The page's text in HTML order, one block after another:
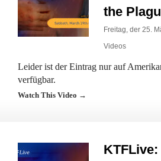
the
Freitag, der 25.
Videos
Leider ist der Eintrag nur auf
verfügbar.
Watch This Video →